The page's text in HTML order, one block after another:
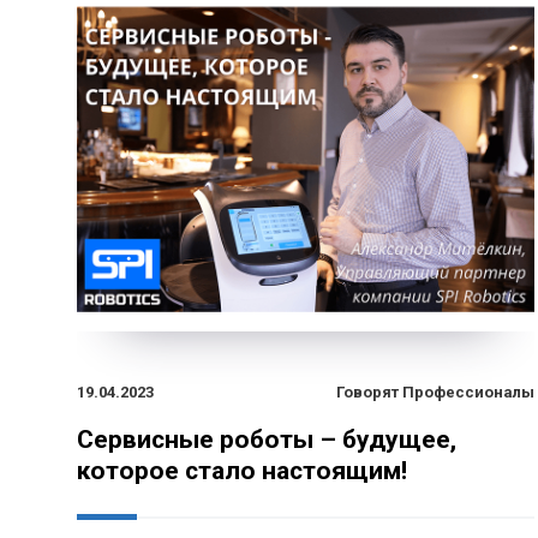
19.04.2023 Говорят Профессионалы
Сервисные роботы – будущее,
которое стало настоящим!